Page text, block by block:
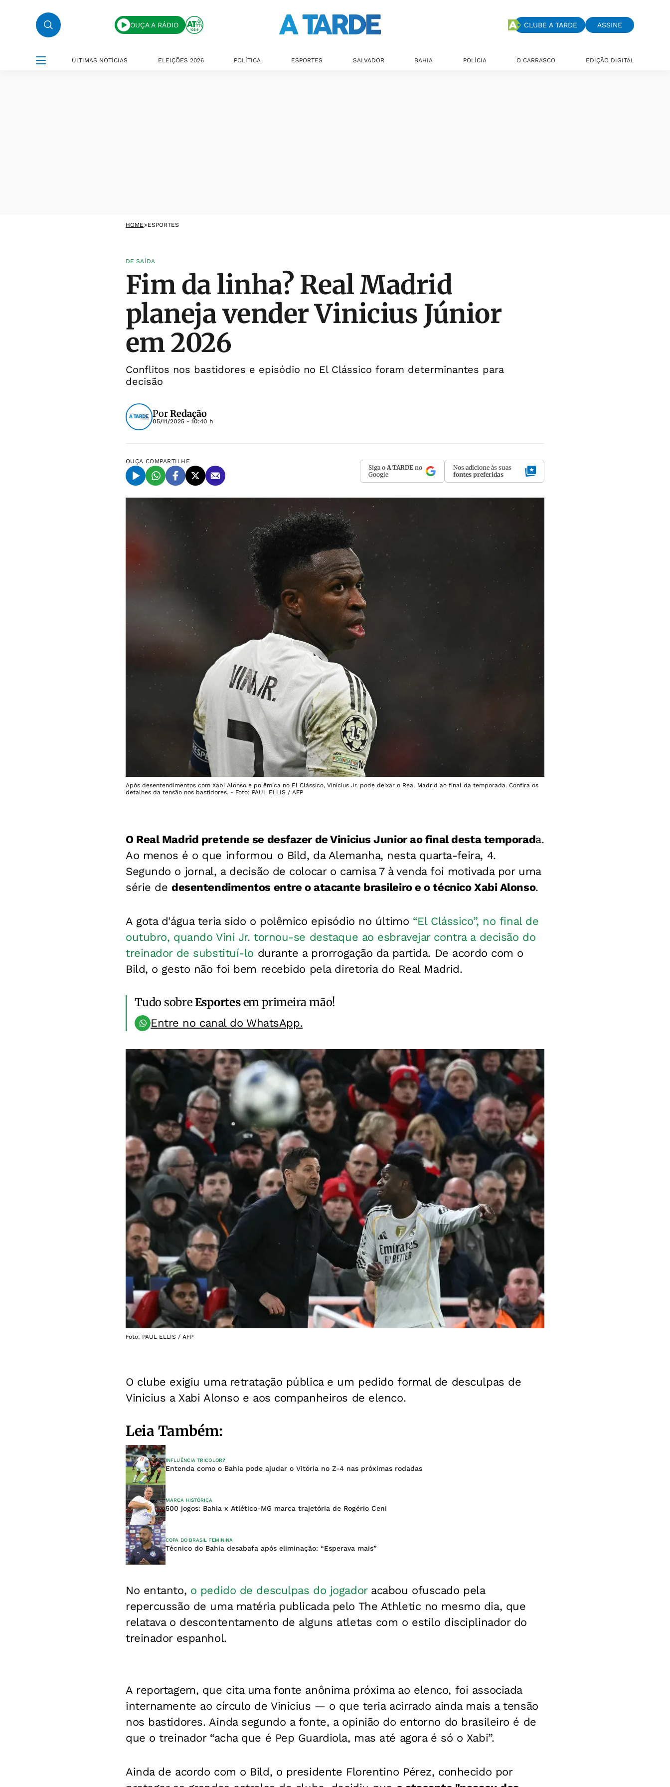
OUÇA A RÁDIO CLUBE A TARDE ASSINE
ÚLTIMAS NOTÍCIAS ELEIÇÕES 2026 POLÍTICA ESPORTES SALVADOR BAHIA POLÍCIA O CARRASCO EDIÇÃO DIGITAL
HOME>ESPORTES
DE SAÍDA
Fim da linha? Real Madrid
planeja vender Vinicius Júnior
em 2026
Conflitos nos bastidores e episódio no El Clássico foram determinantes para
decisão
PorRedação
05/11/2025 - 10:40 h
OUÇA COMPARTILHE
Siga o A TARDE no
Google
Nos adicione às suas
fontes preferidas
Após desentendimentos com Xabi Alonso e polêmica no El Clássico, Vinicius Jr. pode deixar o Real Madrid ao final da temporada. Confira os
detalhes da tensão nos bastidores. - Foto: PAUL ELLIS / AFP
O Real Madrid pretende se desfazer de Vinicius Junior ao final desta temporada.
Ao menos é o que informou o Bild, da Alemanha, nesta quarta-feira, 4.
Segundo o jornal, a decisão de colocar o camisa 7 à venda foi motivada por uma
série dedesentendimentos entre o atacante brasileiro e o técnico Xabi Alonso.
A gota d'água teria sido o polêmico episódio no último “El Clássico”, no final de
outubro, quando Vini Jr. tornou-se destaque ao esbravejar contra a decisão do
treinador de substituí-lo durante a prorrogação da partida. De acordo com o
Bild, o gesto não foi bem recebido pela diretoria do Real Madrid.
Tudo sobreEsportesem primeira mão!
Entre no canal do WhatsApp.
Foto: PAUL ELLIS / AFP
O clube exigiu uma retratação pública e um pedido formal de desculpas de
Vinicius a Xabi Alonso e aos companheiros de elenco.
Leia Também:
INFLUÊNCIA TRICOLOR?
Entenda como o Bahia pode ajudar o Vitória no Z-4 nas próximas rodadas
MARCA HISTÓRICA
500 jogos: Bahia x Atlético-MG marca trajetória de Rogério Ceni
COPA DO BRASIL FEMININA
Técnico do Bahia desabafa após eliminação: “Esperava mais”
No entanto, o pedido de desculpas do jogadoracabou ofuscado pela
repercussão de uma matéria publicada pelo The Athletic no mesmo dia, que
relatava o descontentamento de alguns atletas com o estilo disciplinador do
treinador espanhol.
A reportagem, que cita uma fonte anônima próxima ao elenco, foi associada
internamente ao círculo de Vinicius — o que teria acirrado ainda mais a tensão
nos bastidores. Ainda segundo a fonte, a opinião do entorno do brasileiro é de
que o treinador “acha que é Pep Guardiola, mas até agora é só o Xabi”.
Ainda de acordo com o Bild, o presidente Florentino Pérez, conhecido por